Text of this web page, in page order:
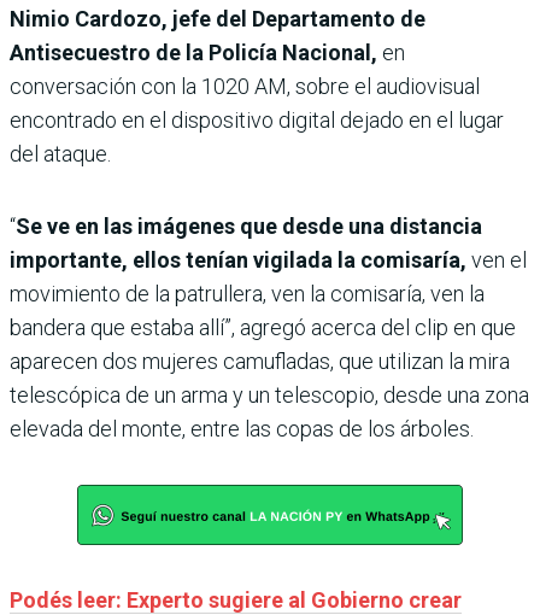
Nimio Cardozo, jefe del Departamento de
Antisecuestro de la Policía Nacional, en
conversación con la 1020 AM, sobre el audiovisual
encontrado en el dispositivo digital dejado en el lugar
del ataque.
“Se ve en las imágenes que desde una distancia
importante, ellos tenían vigilada la comisaría, ven el
movimiento de la patrullera, ven la comisaría, ven la
bandera que estaba allí”, agregó acerca del clip en que
aparecen dos mujeres camufladas, que utilizan la mira
telescópica de un arma y un telescopio, desde una zona
elevada del monte, entre las copas de los árboles.
Podés leer: Experto sugiere al Gobierno crear